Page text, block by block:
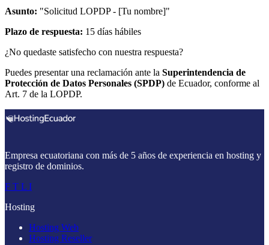
Asunto: "Solicitud LOPDP - [Tu nombre]"
Plazo de respuesta: 15 días hábiles
¿No quedaste satisfecho con nuestra respuesta?
Puedes presentar una reclamación ante la Superintendencia de
Protección de Datos Personales (SPDP) de Ecuador, conforme al
Art. 7 de la LOPDP.
Empresa ecuatoriana con más de 5 años de experiencia en hosting y
registro de dominios.
F T L I
Hosting
Hosting Web
Hosting Reseller